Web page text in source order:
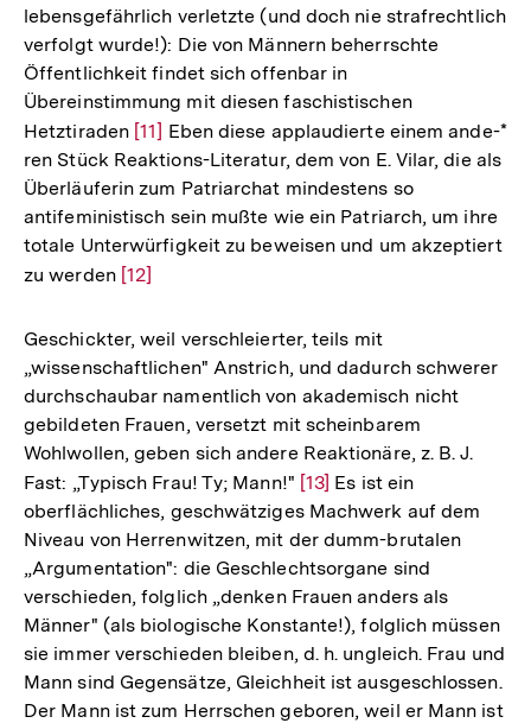
lebensgefährlich verletzte (und doch nie strafrechtlich
verfolgt wurde!): Die von Männern beherrschte
Öffentlichkeit findet sich offenbar in
Übereinstimmung mit diesen faschistischen
Hetztiraden Zur
Auflösung
der
Fußnote
[11] Eben diese applaudierte einem ande-*
ren Stück Reaktions-Literatur, dem von E. Vilar, die als
Überläuferin zum Patriarchat mindestens so
antifeministisch sein mußte wie ein Patriarch, um ihre
totale Unterwürfigkeit zu beweisen und um akzeptiert
zu werden Zur
der
Fußnote
[12]
Geschickter, weil verschleierter, teils mit
„wissenschaftlichen" Anstrich, und dadurch schwerer
durchschaubar namentlich von akademisch nicht
gebildeten Frauen, versetzt mit scheinbarem
Wohlwollen, geben sich andere Reaktionäre, z. B. J.
Fast: „Typisch Frau! Ty; Mann!" Zur
Auflösung
der
Fußnote
[13] Es ist ein
oberflächliches, geschwätziges Machwerk auf dem
Niveau von Herrenwitzen, mit der dumm-brutalen
„Argumentation": die Geschlechtsorgane sind
verschieden, folglich „denken Frauen anders als
Männer" (als biologische Konstante!), folglich müssen
sie immer verschieden bleiben, d. h. ungleich. Frau und
Mann sind Gegensätze, Gleichheit ist ausgeschlossen.
Der Mann ist zum Herrschen geboren, weil er Mann ist